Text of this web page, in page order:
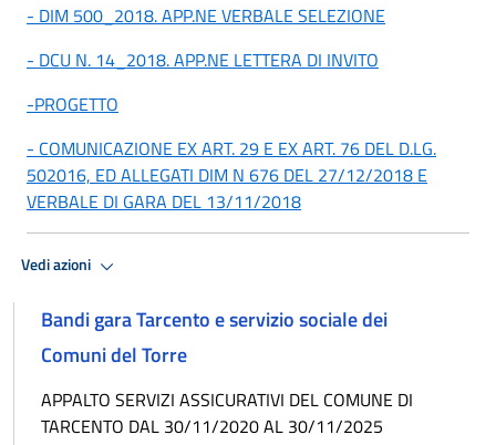
- DIM 500_2018. APP.NE VERBALE SELEZIONE
- DCU N. 14_2018. APP.NE LETTERA DI INVITO
-PROGETTO
- COMUNICAZIONE EX ART. 29 E EX ART. 76 DEL D.LG.
502016, ED ALLEGATI DIM N 676 DEL 27/12/2018 E
VERBALE DI GARA DEL 13/11/2018
Vedi azioni
Bandi gara Tarcento e servizio sociale dei
Comuni del Torre
APPALTO SERVIZI ASSICURATIVI DEL COMUNE DI
TARCENTO DAL 30/11/2020 AL 30/11/2025